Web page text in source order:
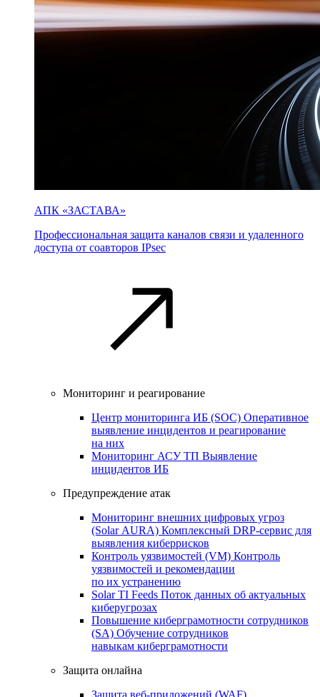
АПК «ЗАСТАВА»
Профессиональная защита каналов связи и удаленного
доступа от соавторов IPsec
Мониторинг и реагирование
Центр мониторинга ИБ (SOC) Оперативное
выявление инцидентов и реагирование
на них
Мониторинг АСУ ТП Выявление
инцидентов ИБ
Предупреждение атак
Мониторинг внешних цифровых угроз
(Solar AURA) Комплексный DRP-сервис для
выявления киберрисков
Контроль уязвимостей (VM) Контроль
уязвимостей и рекомендации
по их устранению
Solar TI Feeds Поток данных об актуальных
киберугрозах
Повышение киберграмотности сотрудников
(SA) Обучение сотрудников
навыкам киберграмотности
Защита онлайна
Защита веб-приложений (WAF)